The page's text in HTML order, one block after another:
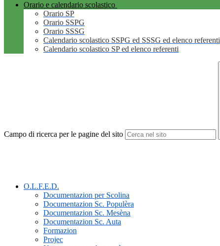
Orario e calendario scolastico
Orario SP
Orario SSPG
Orario SSSG
Calendario scolastico SSPG ed SSSG ed elenco referenti
Calendario scolastico SP ed elenco referenti
Campo di ricerca per le pagine del sito
O.L.F.E.D.
Documentazion per Scolina
Documentazion Sc. Populèra
Documentazion Sc. Mesèna
Documentazion Sc. Auta
Formazion
Projec